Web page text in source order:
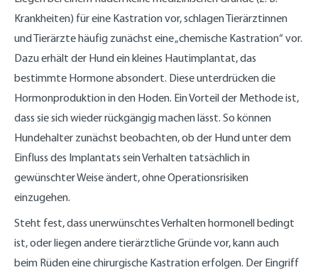
Krankheiten) für eine Kastration vor, schlagen Tierärztinnen
und Tierärzte häufig zunächst eine „chemische Kastration“ vor.
Dazu erhält der Hund ein kleines Hautimplantat, das
bestimmte Hormone absondert. Diese unterdrücken die
Hormonproduktion in den Hoden. Ein Vorteil der Methode ist,
dass sie sich wieder rückgängig machen lässt. So können
Hundehalter zunächst beobachten, ob der Hund unter dem
Einfluss des Implantats sein Verhalten tatsächlich in
gewünschter Weise ändert, ohne Operationsrisiken
einzugehen.
Steht fest, dass unerwünschtes Verhalten hormonell bedingt
ist, oder liegen andere tierärztliche Gründe vor, kann auch
beim Rüden eine chirurgische Kastration erfolgen. Der Eingriff